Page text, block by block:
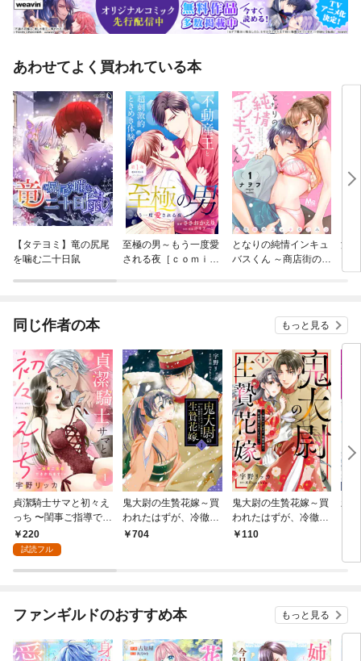
あわせてよく買われている本
【タテヨミ】竜の尻尾
を噛む二十日鼠
至極の男～もう一度愛
される夜［ｃｏｍｉ
となりの純情インキュ
バスくん ～商店街のエ
漆
同じ作者の本 もっと見る
貞潔騎士サマと初々え
っち 〜閨事ご指導でき
かねます！〜（1）
220
試読フル
鬼大尉の生贄花嫁～買
われたはずが、冷徹伯
爵に独占寵愛されてい
704
鬼大尉の生贄花嫁～買
われたはずが、冷徹伯
爵に独占寵愛されてい
110
新
ファンギルドのおすすめ本 もっと見る